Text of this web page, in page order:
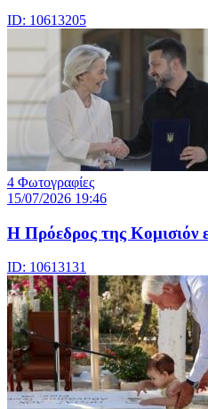
ID: 10613205
4 Φωτογραφίες
15/07/2026 19:46
Η Πρόεδρος της Κομισιόν
ID: 10613131